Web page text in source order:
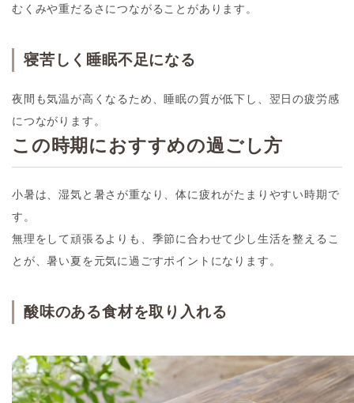
むくみや重だるさにつながることがあります。
寝苦しく睡眠不足になる
夜間も気温が高くなるため、睡眠の質が低下し、翌日の疲労感
につながります。
この時期におすすめの過ごし方
小暑は、湿気と暑さが重なり、体に疲れがたまりやすい時期で
す。
無理をして頑張るよりも、季節に合わせて少し生活を整えるこ
とが、暑い夏を元気に過ごすポイントになります。
酸味のある食材を取り入れる